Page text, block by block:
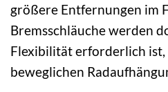
größere Entfernungen im
Bremsschläuche werden
Flexibilität erforderlich ist,
beweglichen